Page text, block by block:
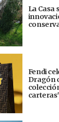
La Casa
Fendi
Dragón